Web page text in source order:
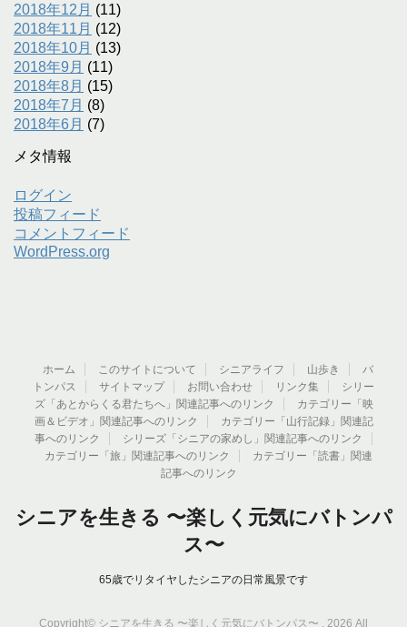
2018年12月 (11)
2018年11月 (12)
2018年10月 (13)
2018年9月 (11)
2018年8月 (15)
2018年7月 (8)
2018年6月 (7)
メタ情報
ログイン
投稿フィード
コメントフィード
WordPress.org
ホーム このサイトについて シニアライフ 山歩き
バ
トンパス
サイトマップ お問い合わせ リンク集
シリー
ズ「あとからくる君たちへ」関連記事へのリンク
カテゴリー「映
画＆ビデオ」関連記事へのリンク
カテゴリー「山行記録」関連記
事へのリンク
シリーズ「シニアの家めし」関連記事へのリンク
カテゴリー「旅」関連記事へのリンク
カテゴリー「読書」関連
記事へのリンク
シニアを生きる 〜楽しく元気にバトンパ
ス〜
65歳でリタイヤしたシニアの日常風景です
Copyright© シニアを生きる 〜楽しく元気にバトンパス〜 , 2026 All